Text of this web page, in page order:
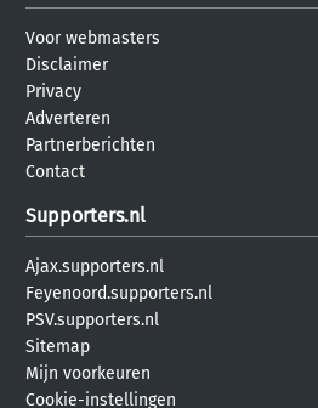
Voor webmasters
Disclaimer
Privacy
Adverteren
Partnerberichten
Contact
Supporters.nl
Ajax.supporters.nl
Feyenoord.supporters.nl
PSV.supporters.nl
Sitemap
Mijn voorkeuren
Cookie-instellingen